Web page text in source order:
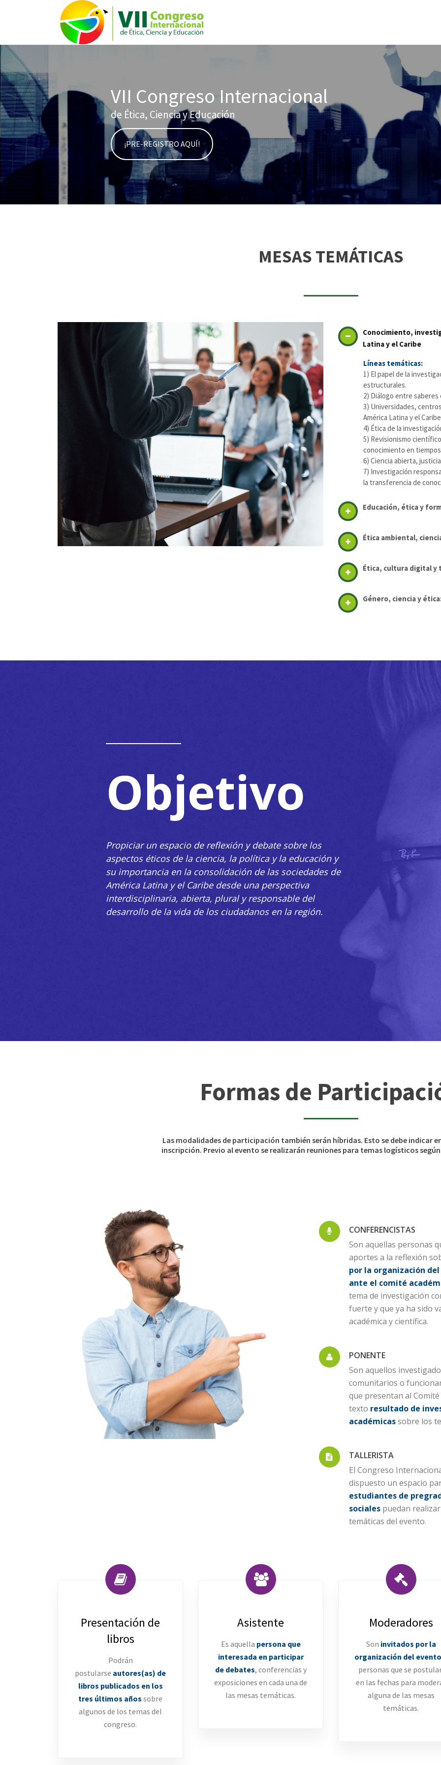
VII Congreso Internacional
de Ética, Ciencia y Educación
¡PRE-REGISTRO AQUÍ!
MESAS TEMÁTICAS
Conocimiento,
Latina y el Caribe
Líneas temáticas:
1) El papel de la
estructurales.
2) Diálogo entre
3) Universidades,
América Latina y el
4) Ética de la
5) Revisionismo
conocimiento en
6) Ciencia abierta,
7) Investigación
la transferencia de
Educación, ética y
Ética ambiental,
Ética, cultura digital y
Género, ciencia y
Objetivo
Propiciar un espacio de reflexión y debate sobre los
aspectos éticos de la ciencia, la política y la educación y
su importancia en la consolidación de las sociedades de
América Latina y el Caribe desde una perspectiva
interdisciplinaria, abierta, plural y responsable del
desarrollo de la vida de los ciudadanos en la región.
Formas de
Las modalidades de participación también serán híbridas. Esto se debe indicar
inscripción. Previo al evento se realizarán reuniones para temas logísticos
CONFERENCISTAS
Son aquellas personas
aportes a la reflexión
por la organización
ante el comité
tema de investigación
fuerte y que ya ha sido
académica y científica.
PONENTE
Son aquellos
comunitarios o
que presentan al
texto resultado de
académicassobre los
TALLERISTA
El Congreso
dispuesto un espacio
estudiantes de
socialespuedan
temáticas del evento.
Presentación de
libros
Podrán
postularse autores(as) de
libros publicados en los
tres últimos años sobre
algunos de los temas del
congreso.
Asistente
Es aquella persona que
interesada en participar
de debates, conferencias y
exposiciones en cada una de
las mesas temáticas.
Moderadores
Son invitados por la
organización del evento
personas que se
en las fechas para
alguna de las mesas
temáticas.